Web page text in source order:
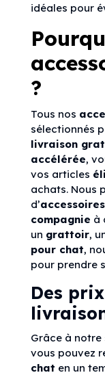
idéales pour
?
Tous nos
sélectionnés
livraison
accélérée,
vos articles
achats. Nous
d’
compagnie à
un grattoir,
pour chat,
pour prendre
Des
Grâce à notre
vous pouvez
chat en un